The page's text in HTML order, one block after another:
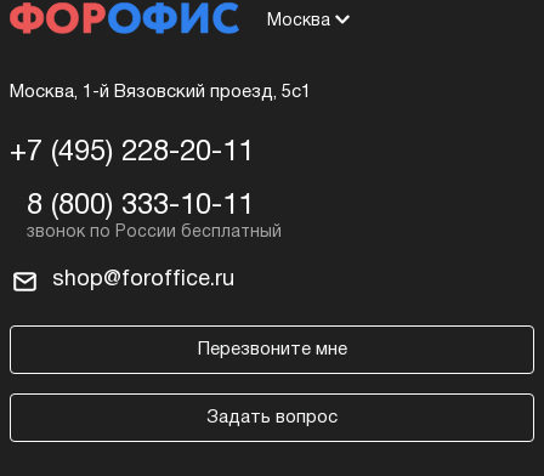
Москва
Москва, 1-й Вязовский проезд, 5с1
+7 (495) 228-20-11
8 (800) 333-10-11
shop@foroffice.ru
Перезвоните мне
Задать вопрос